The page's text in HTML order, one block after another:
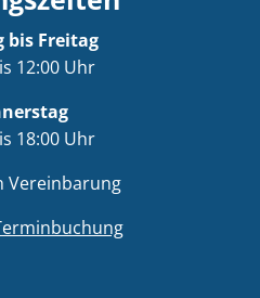
bis Freitag
12:00 Uhr
18:00 Uhr
Vereinbarung